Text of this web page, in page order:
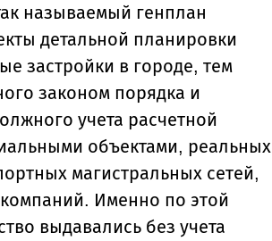
называемый генплан
детальной планировки
застройки в городе, тем
законом порядка и
учета расчетной
объектами, реальных
магистральных сетей,
Именно по этой
выдавались без учета